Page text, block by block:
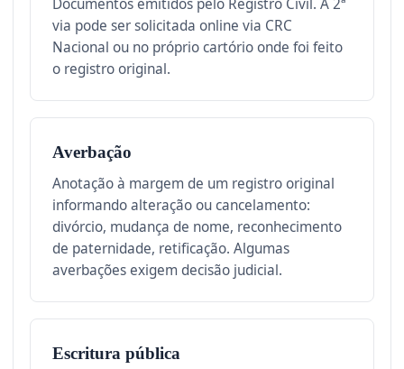
via pode ser solicitada online via CRC
Nacional ou no próprio cartório onde foi feito
o registro original.
Averbação
Anotação à margem de um registro original
informando alteração ou cancelamento:
divórcio, mudança de nome, reconhecimento
de paternidade, retificação. Algumas
averbações exigem decisão judicial.
Escritura pública